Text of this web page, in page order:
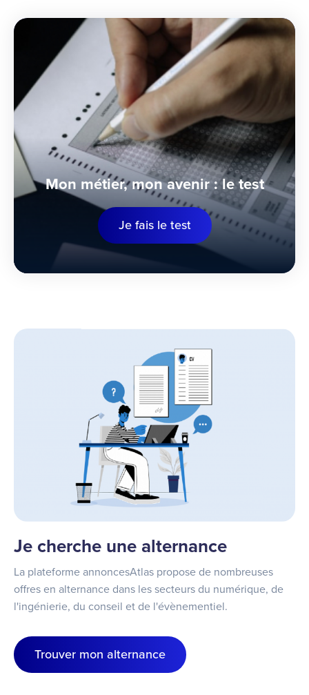
Mon métier, mon avenir : le test
Je fais le test
Je cherche une alternance
La plateforme annoncesAtlas propose de nombreuses
offres en alternance dans les secteurs du numérique, de
l'ingénierie, du conseil et de l'évènementiel.
Trouver mon alternance